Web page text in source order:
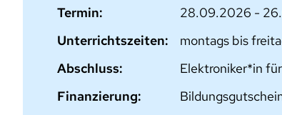
Termin:
28.09.2026 -
Unterrichtszeiten:
montags bis
Abschluss:
Elektroniker*in
Finanzierung: